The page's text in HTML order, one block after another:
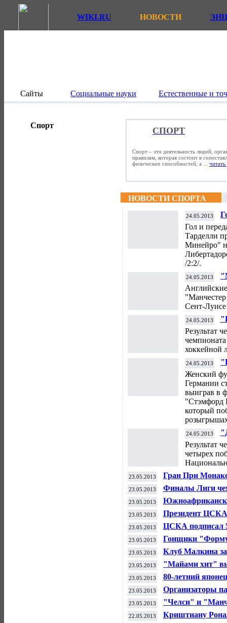
WIKI.RU НОВОСТИ
Сайты Социальные науки Естественные и
Спорт
СПОРТ
Спорт – это деятельность людей,
правилам, которая состоит в
физических способностей, а ... читать
НОВОСТИ СПОРТА
24.05.2013
Гол и
Тарделли
Минейро"
/2:2/.
24.05.2013
Сент-
24.05.2013
Результат
хоккейной
24.05.2013
Женский
Германии
выиграв в
"Стэмфорд
который
24.05.2013
Результат
четырех
23.05.2013
Гран При
тренировок
23.05.2013
Финалы Лиги
пройдут в
23.05.2013
лишен
23.05.2013
Президент ЦСКА
Минобороны к
23.05.2013
ЦСКА подписал
"Российские
23.05.2013
Гонщики
Монако
23.05.2013 Клуб Малкина
23.05.2013
"Майами хит"
"Индианой
23.05.2013
80-летний
покорителем
23.05.2013
Организаторы
меры
23.05.2013
"Челси" и
торнадо в США
22.05.2013
Криштиану